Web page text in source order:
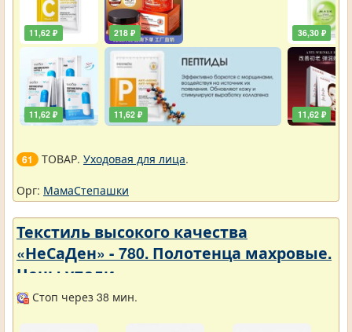
11,62 ₽
11,62 ₽
218 ₽
11,62 ₽
36,30 ₽
11,62 ₽
61 ТОВАР. Уходовая для лица.
Орг: МамаСтепашки
Текстиль высокого качества
«НеСаДен» - 780. Полотенца махровые.
Цены упали
Стоп через 38 мин.